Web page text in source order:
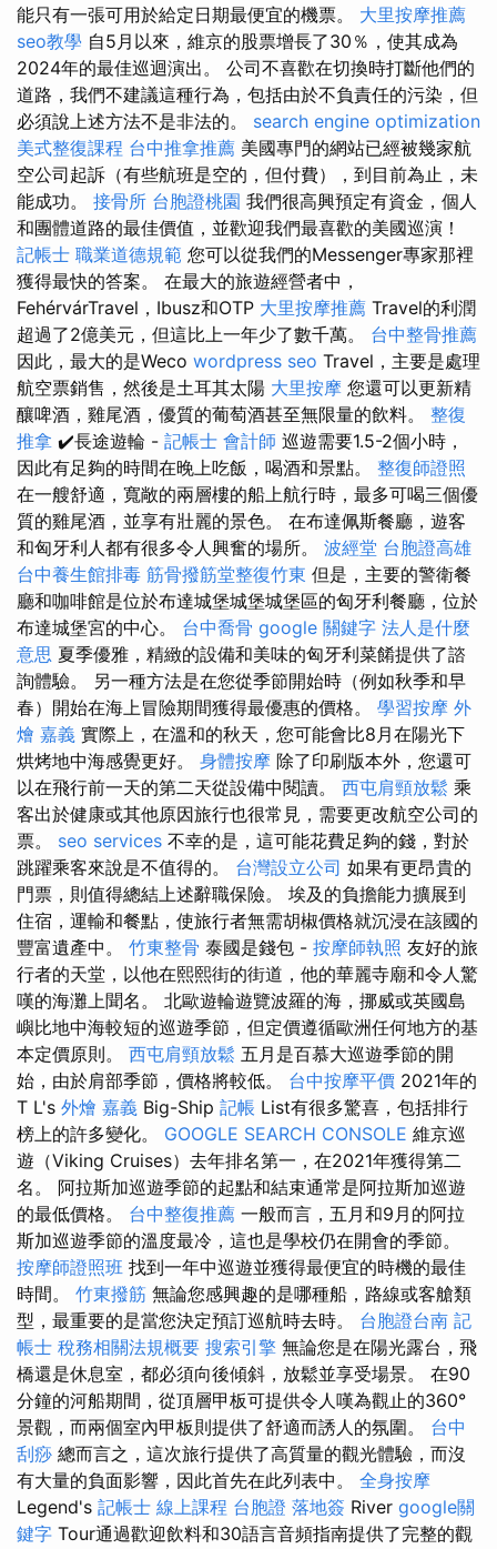
能只有一張可用於給定日期最便宜的機票。 大里按摩推薦
seo教學 自5月以來，維京的股票增長了30％，使其成為
2024年的最佳巡迴演出。 公司不喜歡在切換時打斷他們的
道路，我們不建議這種行為，包括由於不負責任的污染，但
必須說上述方法不是非法的。 search engine optimization
美式整復課程 台中推拿推薦 美國專門的網站已經被幾家航
空公司起訴（有些航班是空的，但付費），到目前為止，未
能成功。 接骨所 台胞證桃園 我們很高興預定有資金，個人
和團體道路的最佳價值，並歡迎我們最喜歡的美國巡演！
記帳士 職業道德規範 您可以從我們的Messenger專家那裡
獲得最快的答案。 在最大的旅遊經營者中，
FehérvárTravel，Ibusz和OTP 大里按摩推薦 Travel的利潤
超過了2億美元，但這比上一年少了數千萬。 台中整骨推薦
因此，最大的是Weco wordpress seo Travel，主要是處理
航空票銷售，然後是土耳其太陽 大里按摩 您還可以更新精
釀啤酒，雞尾酒，優質的葡萄酒甚至無限量的飲料。 整復
推拿 ✔️長途遊輪 - 記帳士 會計師 巡遊需要1.5-2個小時，
因此有足夠的時間在晚上吃飯，喝酒和景點。 整復師證照
在一艘舒適，寬敞的兩層樓的船上航行時，最多可喝三個優
質的雞尾酒，並享有壯麗的景色。 在布達佩斯餐廳，遊客
和匈牙利人都有很多令人興奮的場所。 波經堂 台胞證高雄
台中養生館排毒 筋骨撥筋堂整復竹東 但是，主要的警衛餐
廳和咖啡館是位於布達城堡城堡城堡區的匈牙利餐廳，位於
布達城堡宮的中心。 台中喬骨 google 關鍵字 法人是什麼
意思 夏季優雅，精緻的設備和美味的匈牙利菜餚提供了諮
詢體驗。 另一種方法是在您從季節開始時（例如秋季和早
春）開始在海上冒險期間獲得最優惠的價格。 學習按摩 外
燴 嘉義 實際上，在溫和的秋天，您可能會比8月在陽光下
烘烤地中海感覺更好。 身體按摩 除了印刷版本外，您還可
以在飛行前一天的第二天從設備中閱讀。 西屯肩頸放鬆 乘
客出於健康或其他原因旅行也很常見，需要更改航空公司的
票。 seo services 不幸的是，這可能花費足夠的錢，對於
跳躍乘客來說是不值得的。 台灣設立公司 如果有更昂貴的
門票，則值得總結上述辭職保險。 埃及的負擔能力擴展到
住宿，運輸和餐點，使旅行者無需胡椒價格就沉浸在該國的
豐富遺產中。 竹東整骨 泰國是錢包 - 按摩師執照 友好的旅
行者的天堂，以他在熙熙街的街道，他的華麗寺廟和令人驚
嘆的海灘上聞名。 北歐遊輪遊覽波羅的海，挪威或英國島
嶼比地中海較短的巡遊季節，但定價遵循歐洲任何地方的基
本定價原則。 西屯肩頸放鬆 五月是百慕大巡遊季節的開
始，由於肩部季節，價格將較低。 台中按摩平價 2021年的
T L's 外燴 嘉義 Big-Ship 記帳 List有很多驚喜，包括排行
榜上的許多變化。 GOOGLE SEARCH CONSOLE 維京巡
遊（Viking Cruises）去年排名第一，在2021年獲得第二
名。 阿拉斯加巡遊季節的起點和結束通常是阿拉斯加巡遊
的最低價格。 台中整復推薦 一般而言，五月和9月的阿拉
斯加巡遊季節的溫度最冷，這也是學校仍在開會的季節。
按摩師證照班 找到一年中巡遊並獲得最便宜的時機的最佳
時間。 竹東撥筋 無論您感興趣的是哪種船，路線或客艙類
型，最重要的是當您決定預訂巡航時去時。 台胞證台南 記
帳士 稅務相關法規概要 搜索引擎 無論您是在陽光露台，飛
橋還是休息室，都必須向後傾斜，放鬆並享受場景。 在90
分鐘的河船期間，從頂層甲板可提供令人嘆為觀止的360°
景觀，而兩個室內甲板則提供了舒適而誘人的氛圍。 台中
刮痧 總而言之，這次旅行提供了高質量的觀光體驗，而沒
有大量的負面影響，因此首先在此列表中。 全身按摩
Legend's 記帳士 線上課程 台胞證 落地簽 River google關
鍵字 Tour通過歡迎飲料和30語言音頻指南提供了完整的觀